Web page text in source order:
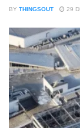
BY THINGSOUT 29